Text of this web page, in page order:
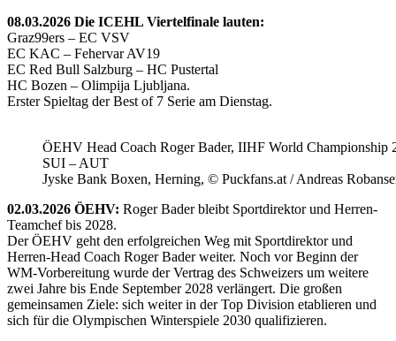
08.03.2026 Die ICEHL Viertelfinale lauten:
Graz99ers – EC VSV
EC KAC – Fehervar AV19
EC Red Bull Salzburg – HC Pustertal
HC Bozen – Olimpija Ljubljana.
Erster Spieltag der Best of 7 Serie am Dienstag.
ÖEHV Head Coach Roger Bader, IIHF World Championship
SUI – AUT
Jyske Bank Boxen, Herning, © Puckfans.at / Andreas
02.03.2026 ÖEHV: Roger Bader bleibt Sportdirektor und Herren-
Teamchef bis 2028.
Der ÖEHV geht den erfolgreichen Weg mit Sportdirektor und
Herren-Head Coach Roger Bader weiter. Noch vor Beginn der
WM-Vorbereitung wurde der Vertrag des Schweizers um weitere
zwei Jahre bis Ende September 2028 verlängert. Die großen
gemeinsamen Ziele: sich weiter in der Top Division etablieren und
sich für die Olympischen Winterspiele 2030 qualifizieren.